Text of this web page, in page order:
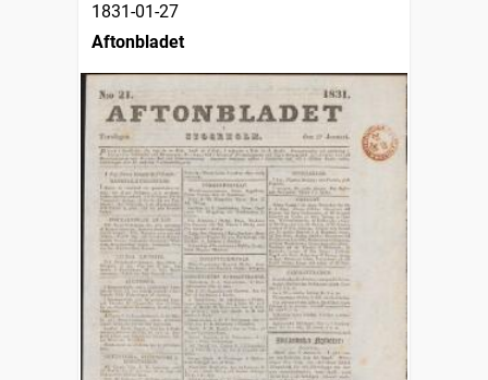
1831-01-27
Aftonbladet